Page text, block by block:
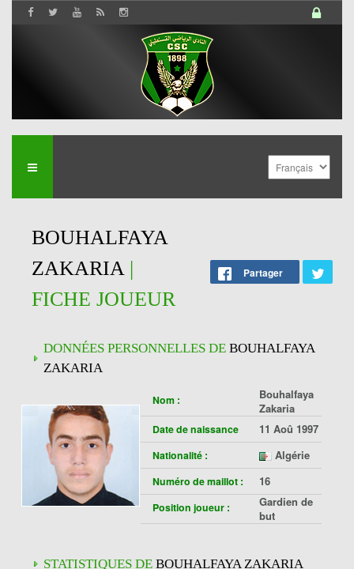
BOUHALFAYA
ZAKARIA|
FICHE JOUEUR
Partager
DONNÉES PERSONNELLES DE BOUHALFAYA
ZAKARIA
Nom :
Bouhalfaya
Zakaria
Date de naissance 11 Aoû 1997
Nationalité : Algérie
Numéro de maillot : 16
Position joueur :
Gardien de
but
STATISTIQUES DE BOUHALFAYA ZAKARIA